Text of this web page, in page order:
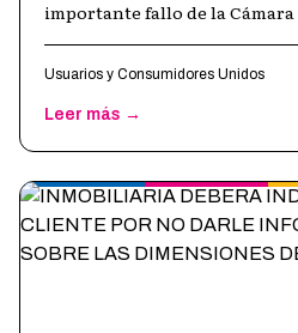
importante fallo de la Cámara
Usuarios y Consumidores Unidos
Leer más →